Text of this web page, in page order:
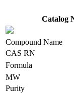
Catalog
Compound Name
CAS RN
Formula
MW
Purity